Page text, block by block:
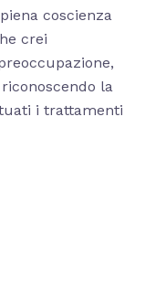
coscienza
crei
la
i trattamenti